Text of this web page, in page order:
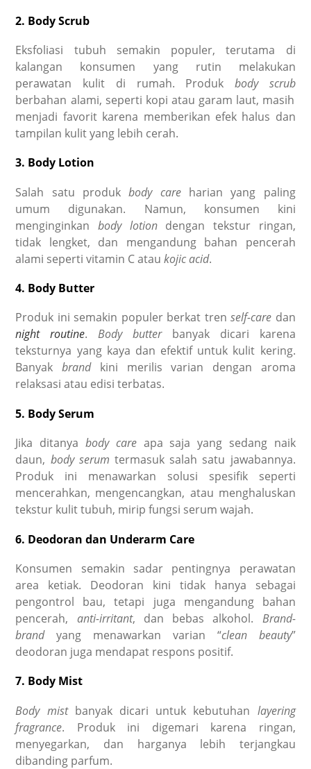
2. Body Scrub
Eksfoliasi tubuh semakin populer, terutama di
kalangan konsumen yang rutin melakukan
perawatan kulit di rumah. Produk body scrub
berbahan alami, seperti kopi atau garam laut, masih
menjadi favorit karena memberikan efek halus dan
tampilan kulit yang lebih cerah.
3. Body Lotion
Salah satu produk body careharian yang paling
umum digunakan. Namun, konsumen kini
menginginkanbody lotion dengan tekstur ringan,
tidak lengket, dan mengandung bahan pencerah
alami seperti vitamin C atau kojic acid.
4. Body Butter
Produk ini semakin populer berkat trenself-care dan
night routine.Body butterbanyak dicari karena
teksturnya yang kaya dan efektif untuk kulit kering.
Banyak brandkini merilis varian dengan aroma
relaksasi atau edisi terbatas.
5. Body Serum
Jika ditanya body careapa saja yang sedang naik
daun, body serum termasuk salah satu jawabannya.
Produk ini menawarkan solusi spesifik seperti
mencerahkan, mengencangkan, atau menghaluskan
tekstur kulit tubuh, mirip fungsi serum wajah.
6. Deodoran dan Underarm Care
Konsumen semakin sadar pentingnya perawatan
area ketiak. Deodoran kini tidak hanya sebagai
pengontrol bau, tetapi juga mengandung bahan
pencerah, anti-irritant, dan bebas alkohol. Brand-
brandyang menawarkan varian “clean beauty”
deodoran juga mendapat respons positif.
7. Body Mist
Body mist banyak dicari untuk kebutuhan layering
fragrance. Produk ini digemari karena ringan,
menyegarkan, dan harganya lebih terjangkau
dibanding parfum.